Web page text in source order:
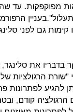
מפוקפקות. עד
גם לפני
בדבריו את
"שורת הרגולציות
להגיע לפתרונות
הרגולציה קודם,